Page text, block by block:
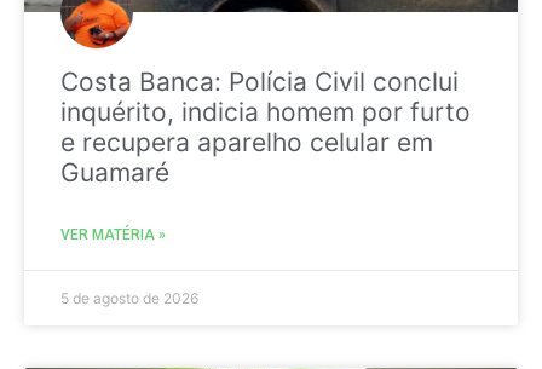
Costa Banca: Polícia Civil conclui
inquérito, indicia homem por furto
e recupera aparelho celular em
Guamaré
VER MATÉRIA »
5 de agosto de 2026